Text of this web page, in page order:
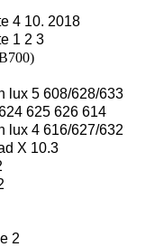
4 10. 2018
1 2 3
lux 5 608/628/633
625 626 614
lux 4 616/627/632
X 10.3
2